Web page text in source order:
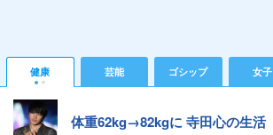
健康 芸能 ゴシップ 女子
体重62kg→82kgに 寺田心の生活